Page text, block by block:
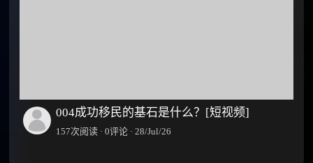
004成功移民的基石是什么？[短视频]
157次阅读 · 0评论 · 28/Jul/26